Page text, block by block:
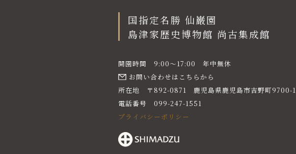
国指定名勝 仙巌園
島津家歴史博物館 尚古集成館
開園時間 9:00〜17:00 年中無休
お問い合わせはこちらから
所在地 〒892-0871 鹿児島県鹿児島市吉野町9700-1
電話番号 099-247-1551
プライバシーポリシー